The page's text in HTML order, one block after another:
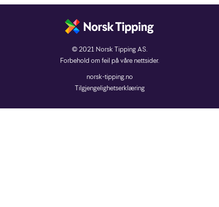
© 2021 Norsk Tipping AS.
Forbehold om feil på våre nettsider.
norsk-tipping.no
Tilgjengelighetserklæring